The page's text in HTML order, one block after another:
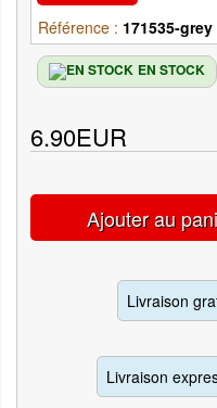
Référence : 171535-grey
EN STOCK
6.90EUR
Ajouter au
Livraison
Livraison